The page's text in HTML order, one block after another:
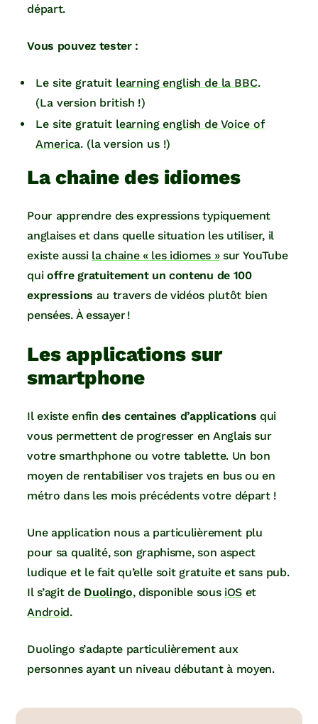
départ.
Vous pouvez tester :
Le site gratuit learning english de la BBC.
(La version british !)
Le site gratuit learning english de Voice of
America. (la version us !)
La chaine des idiomes
Pour apprendre des expressions typiquement
anglaises et dans quelle situation les utiliser, il
existe aussi la chaine « les idiomes »sur YouTube
quioffre gratuitement un contenu de 100
expressions au travers de vidéos plutôt bien
pensées. À essayer !
Les applications sur
smartphone
Il existe enfindes centaines d’applications qui
vous permettent de progresser en Anglais sur
votre smarthphone ou votre tablette. Un bon
moyen de rentabiliser vos trajets en bus ou en
métro dans les mois précédents votre départ !
Une application nous a particulièrement plu
pour sa qualité, son graphisme, son aspect
ludique et le fait qu’elle soit gratuite et sans pub.
Il s’agit de Duolingo, disponible sous iOSet
Android.
Duolingo s’adapte particulièrement aux
personnes ayant un niveau débutant à moyen.